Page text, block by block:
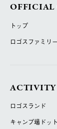
OFFICIAL
トップ
ロゴスファミリー
ACTIVITY
ロゴスランド
キャンプ場ドッ